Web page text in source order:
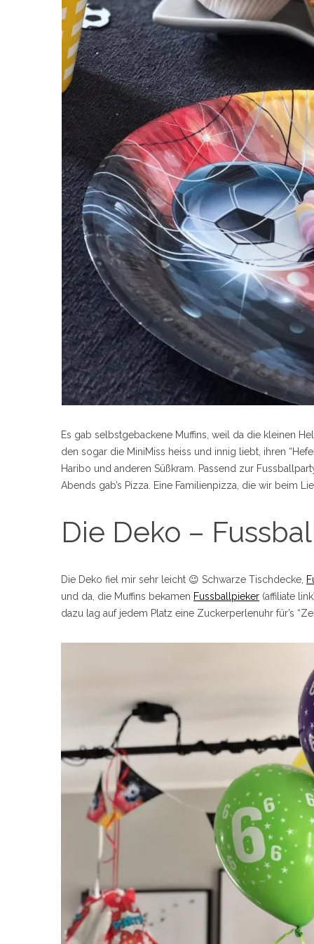
Es gab selbstgebackene Muffins, weil da die kleinen
den sogar die MiniMiss heiss und innig liebt, ihren
Haribo und anderen Süßkram. Passend zur
Abends gab’s Pizza. Eine Familienpizza, die wir beim
Die Deko –
Die Deko fiel mir sehr leicht 😉 Schwarze Tischdecke,
und da, die Muffins bekamen Fussballpieker (affiliate
dazu lag auf jedem Platz eine Zuckerperlenuhr für’s